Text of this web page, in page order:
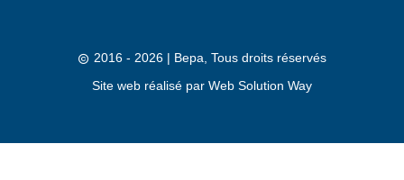
2016 - 2026 | Bepa, Tous droits réservés
Site web réalisé par Web Solution Way